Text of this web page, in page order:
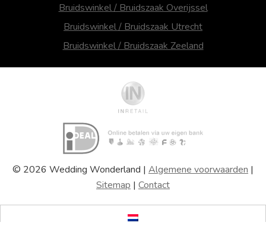
Bruidswinkel / Bruidszaak Overijssel
Bruidswinkel / Bruidszaak Utrecht
Bruidswinkel / Bruidszaak Zeeland
© 2026 Wedding Wonderland | Algemene voorwaarden |
Sitemap | Contact